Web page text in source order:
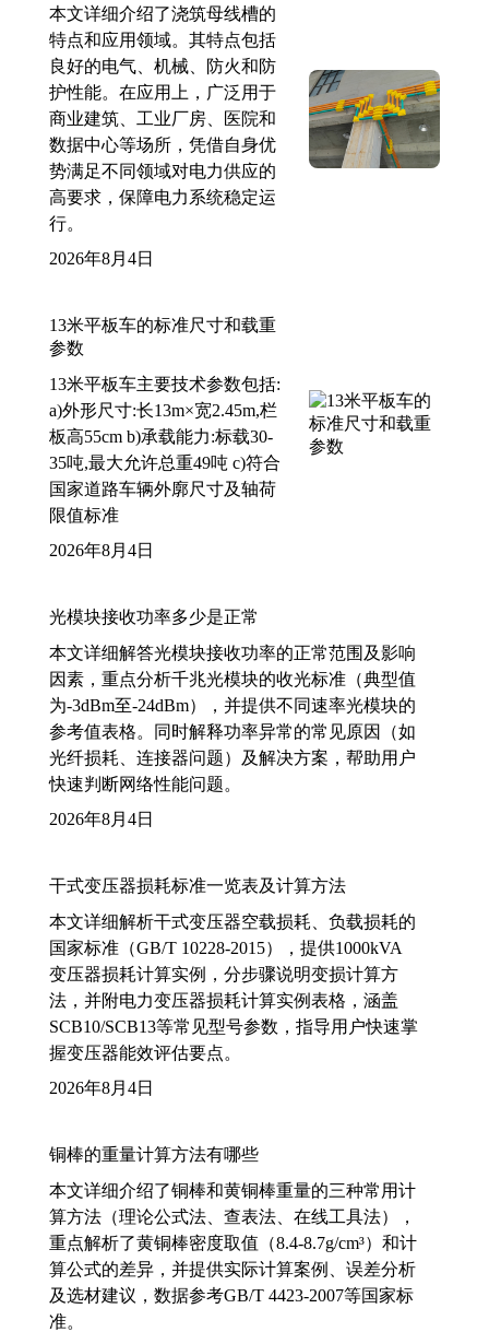
本文详细介绍了浇筑母线槽的
特点和应用领域。其特点包括
良好的电气、机械、防火和防
护性能。在应用上，广泛用于
商业建筑、工业厂房、医院和
数据中心等场所，凭借自身优
势满足不同领域对电力供应的
高要求，保障电力系统稳定运
行。
2026年8月4日
13米平板车的标准尺寸和载重
参数
13米平板车主要技术参数包括:
a)外形尺寸:长13m×宽2.45m,栏
板高55cm b)承载能力:标载30-
35吨,最大允许总重49吨 c)符合
国家道路车辆外廓尺寸及轴荷
限值标准
2026年8月4日
光模块接收功率多少是正常
本文详细解答光模块接收功率的正常范围及影响
因素，重点分析千兆光模块的收光标准（典型值
为-3dBm至-24dBm），并提供不同速率光模块的
参考值表格。同时解释功率异常的常见原因（如
光纤损耗、连接器问题）及解决方案，帮助用户
快速判断网络性能问题。
2026年8月4日
干式变压器损耗标准一览表及计算方法
本文详细解析干式变压器空载损耗、负载损耗的
国家标准（GB/T 10228-2015），提供1000kVA
变压器损耗计算实例，分步骤说明变损计算方
法，并附电力变压器损耗计算实例表格，涵盖
SCB10/SCB13等常见型号参数，指导用户快速掌
握变压器能效评估要点。
2026年8月4日
铜棒的重量计算方法有哪些
本文详细介绍了铜棒和黄铜棒重量的三种常用计
算方法（理论公式法、查表法、在线工具法），
重点解析了黄铜棒密度取值（8.4-8.7g/cm³）和计
算公式的差异，并提供实际计算案例、误差分析
及选材建议，数据参考GB/T 4423-2007等国家标
准。